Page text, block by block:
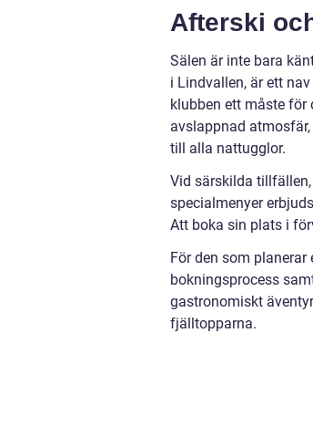
Afterski
Sälen är inte bara
i Lindvallen, är ett
klubben ett måste för
avslappnad
till alla nattugglor.
Vid särskilda
specialmenyer
Att boka sin plats i
För den som planerar
bokningsprocess
gastronomiskt
fjälltopparna.